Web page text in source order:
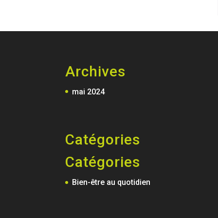
Archives
mai 2024
Catégories
Catégories
Bien-être au quotidien